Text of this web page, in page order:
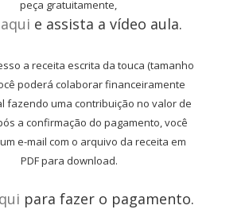
peça gratuitamente,
aqui e assista a vídeo aula.
a receita escrita da touca (tamanho
poderá colaborar financeiramente
fazendo uma contribuição no valor de
a confirmação do pagamento, você
e-mail com o arquivo da receita em
PDF para download.
para fazer o pagamento.